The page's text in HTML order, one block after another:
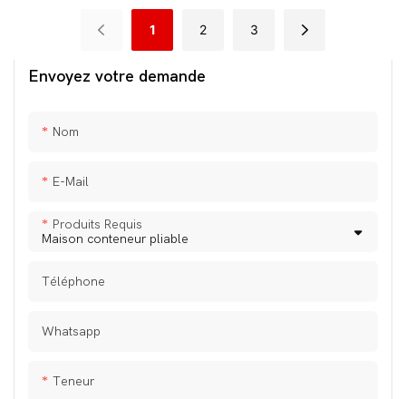
Envoyez votre demande
Nom
E-Mail
Produits Requis
Téléphone
Whatsapp
Teneur
1 2 3